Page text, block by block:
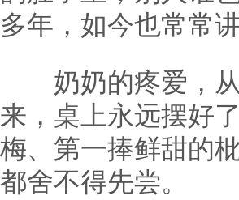
多年，如今也常常
奶奶的疼爱，从
来，桌上永远摆好
梅、第一捧鲜甜的
都舍不得先尝。